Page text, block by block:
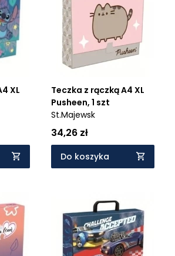
XL
Teczka z rączką A4 XL
Pusheen, 1 szt
St.Majewsk
34,26 zł
Do koszyka